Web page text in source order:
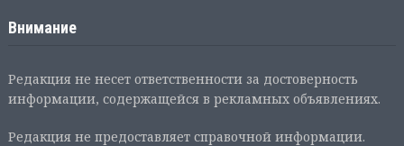
Внимание
Редакция не несет ответственности за достоверность
информации, содержащейся в рекламных объявлениях.
Редакция не предоставляет справочной информации.